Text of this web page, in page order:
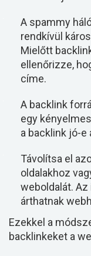
A spammy
rendkívül
Mielőtt
ellenőrizze,
címe.
A backlink
egy
a backlink jó-e
Távolítsa el
oldalakhoz
weboldalát.
árthatnak
Ezekkel a
backlinkeket a